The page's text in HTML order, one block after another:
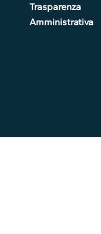
Trasparenza
Amministrativa